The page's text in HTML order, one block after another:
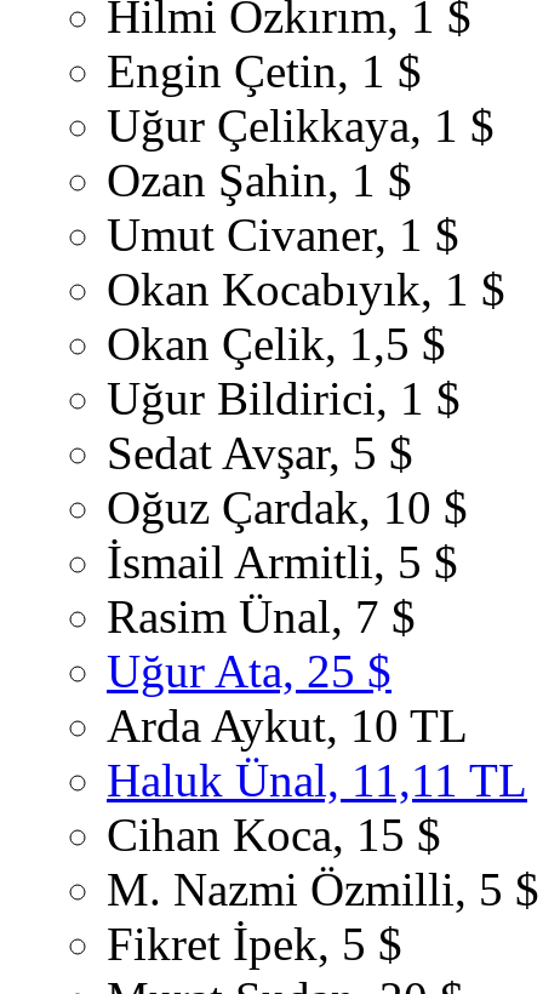
Hilmi Özkırım, 1 $
Engin Çetin, 1 $
Uğur Çelikkaya, 1 $
Ozan Şahin, 1 $
Umut Civaner, 1 $
Okan Kocabıyık, 1 $
Okan Çelik, 1,5 $
Uğur Bildirici, 1 $
Sedat Avşar, 5 $
Oğuz Çardak, 10 $
İsmail Armitli, 5 $
Rasim Ünal, 7 $
Uğur Ata, 25 $
Arda Aykut, 10 TL
Haluk Ünal, 11,11 TL
Cihan Koca, 15 $
M. Nazmi Özmilli, 5 $
Fikret İpek, 5 $